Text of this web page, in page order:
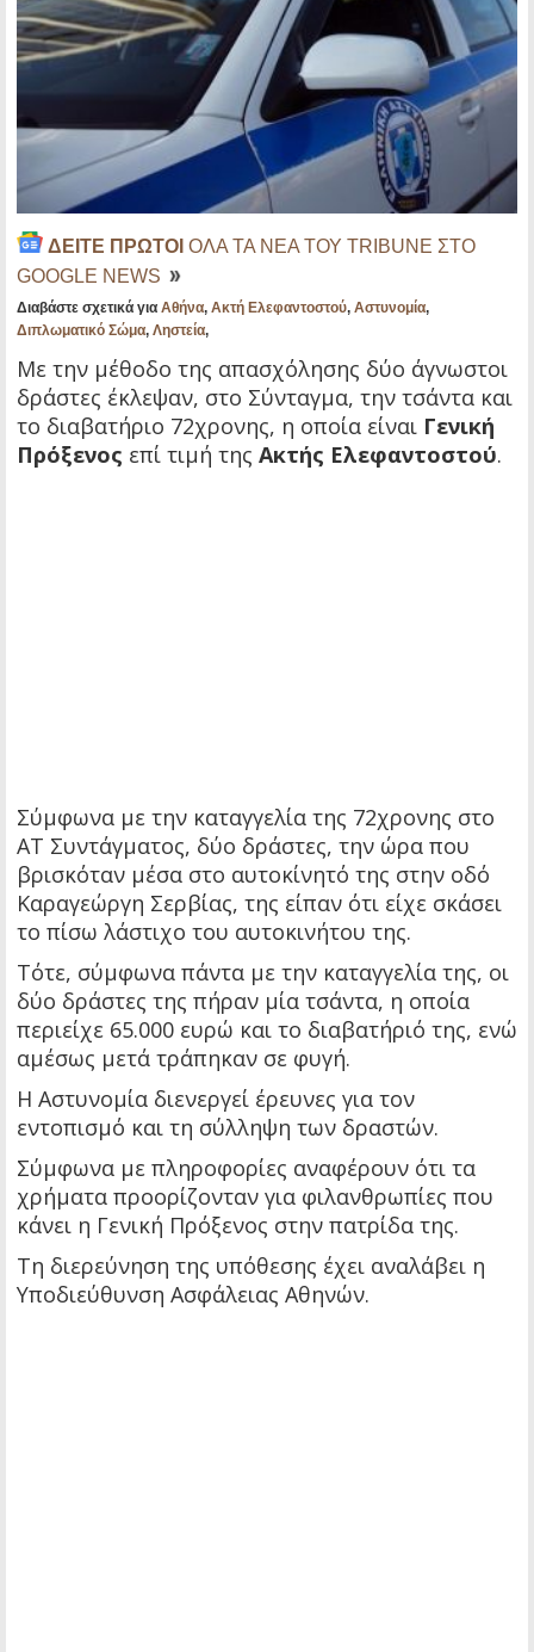
ΔΕΙΤΕ ΠΡΩΤΟΙ ΟΛΑ ΤΑ ΝΕΑ ΤΟΥ TRIBUNE ΣΤΟ
GOOGLE NEWS
Διαβάστε σχετικά για Αθήνα, Ακτή Ελεφαντοστού, Αστυνομία,
Διπλωματικό Σώμα, Ληστεία,
Με την μέθοδο της απασχόλησης δύο άγνωστοι
δράστες έκλεψαν, στο Σύνταγμα, την τσάντα και
το διαβατήριο 72χρονης, η οποία είναι Γενική
Πρόξενος επί τιμή της Ακτής Ελεφαντοστού.
Σύμφωνα με την καταγγελία της 72χρονης στο
ΑΤ Συντάγματος, δύο δράστες, την ώρα που
βρισκόταν μέσα στο αυτοκίνητό της στην οδό
Καραγεώργη Σερβίας, της είπαν ότι είχε σκάσει
το πίσω λάστιχο του αυτοκινήτου της.
Τότε, σύμφωνα πάντα με την καταγγελία της, οι
δύο δράστες της πήραν μία τσάντα, η οποία
περιείχε 65.000 ευρώ και το διαβατήριό της, ενώ
αμέσως μετά τράπηκαν σε φυγή.
Η Αστυνομία διενεργεί έρευνες για τον
εντοπισμό και τη σύλληψη των δραστών.
Σύμφωνα με πληροφορίες αναφέρουν ότι τα
χρήματα προορίζονταν για φιλανθρωπίες που
κάνει η Γενική Πρόξενος στην πατρίδα της.
Τη διερεύνηση της υπόθεσης έχει αναλάβει η
Υποδιεύθυνση Ασφάλειας Αθηνών.